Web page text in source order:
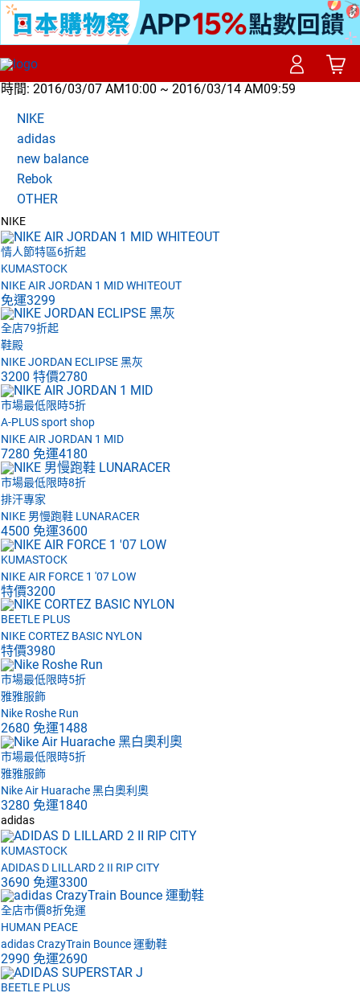
時間: 2016/03/07 AM10:00 ~ 2016/03/14 AM09:59
NIKE
adidas
new balance
Rebok
OTHER
NIKE
情人節特區6折起
KUMASTOCK
NIKE AIR JORDAN 1 MID WHITEOUT
免運3299
全店79折起
鞋殿
NIKE JORDAN ECLIPSE 黑灰
3200 特價2780
市場最低限時5折
A-PLUS sport shop
NIKE AIR JORDAN 1 MID
7280 免運4180
市場最低限時8折
排汗專家
NIKE 男慢跑鞋 LUNARACER
4500 免運3600
KUMASTOCK
NIKE AIR FORCE 1 '07 LOW
特價3200
BEETLE PLUS
NIKE CORTEZ BASIC NYLON
特價3980
市場最低限時5折
雅雅服飾
Nike Roshe Run
2680 免運1488
市場最低限時5折
雅雅服飾
Nike Air Huarache 黑白奧利奧
3280 免運1840
adidas
KUMASTOCK
ADIDAS D LILLARD 2 II RIP CITY
3690 免運3300
全店市價8折免運
HUMAN PEACE
adidas CrazyTrain Bounce 運動鞋
2990 免運2690
BEETLE PLUS